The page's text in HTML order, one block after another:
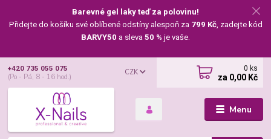
Barevné gel laky teď za polovinu!
Přidejte do košíku své oblíbené odstíny alespoň za 799 Kč, zadejte kód
BARVY50 a sleva 50 % je vaše.
Menu
CZK
+420 735 055 075
(Po - Pá, 8 - 16 hod.)
0 ks
za 0,00 Kč